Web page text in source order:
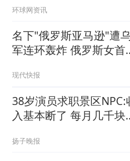
环球网资讯
名下"俄罗斯亚马逊"遭
军连环轰炸 俄罗斯女首
现代快报
38岁演员求职景区NPC:
入基本断了 每月几千块
扬子晚报